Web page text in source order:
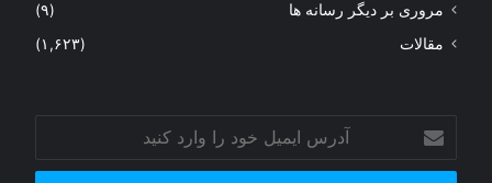
مروری بر دیگر رسانه ها
(۹)
مقالات
(۱,۶۲۳)
ایمیل
خود